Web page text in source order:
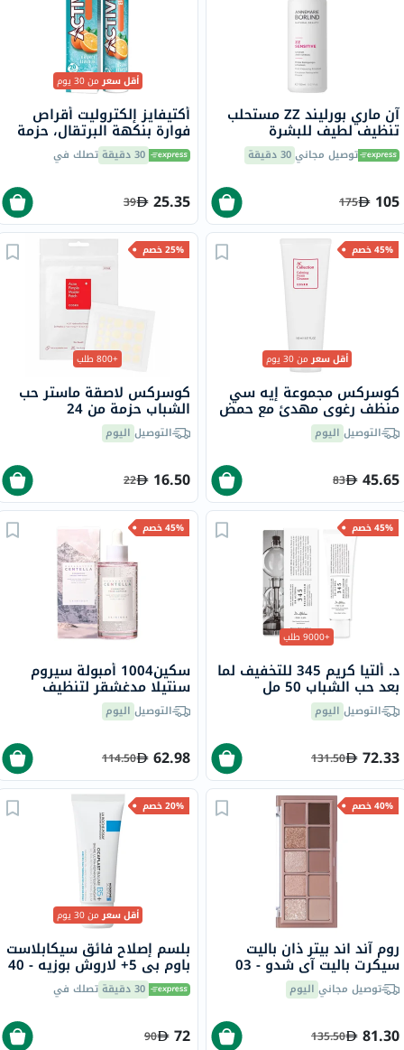
آن ماري بورليند ZZ مستحلب
تنظيف لطيف للبشرة
الحساسة، 150 ملتوصيل مجاني30 دقيقة
105
175
أقل سعرمن 30 يوم
أكتيفايز إلكتروليت أقراص
فوارة بنكهة البرتقال، حزمة
من 20 30 دقيقة تصلك في
25.35
39
45% خصم
أقل سعرمن 30 يوم
كوسركس مجموعة إيه سي
منظف ​​رغوي مهدئ مع حمض
الساليسيليك، 150 مل
التوصيل اليوم
45.65
83
25% خصم
+800 طلب
كوسركس لاصقة ماستر حب
الشباب حزمة من 24
التوصيل اليوم
16.50
22
45% خصم
+9000 طلب
د. ألتيا كريم 345 للتخفيف لما
بعد حب الشباب 50 مل
التوصيل اليوم
72.33
131.50
45% خصم
سكين1004 أمبولة سيروم
سنتيلا مدغشقر لتنظيف
وتضييق المسام، 100 مل
التوصيل اليوم
62.98
114.50
40% خصم
روم آند اند بيتر ذان باليت
سيكرت باليت آي شدو - 03
روزبود غاردن، 7.5 جرام
توصيل مجاني اليوم
81.30
135.50
20% خصم
أقل سعرمن 30 يوم
بلسم إصلاح فائق سيكابلاست
باوم بي 5+ لاروش بوزيه - 40
مل 30 دقيقة تصلك في
72
90